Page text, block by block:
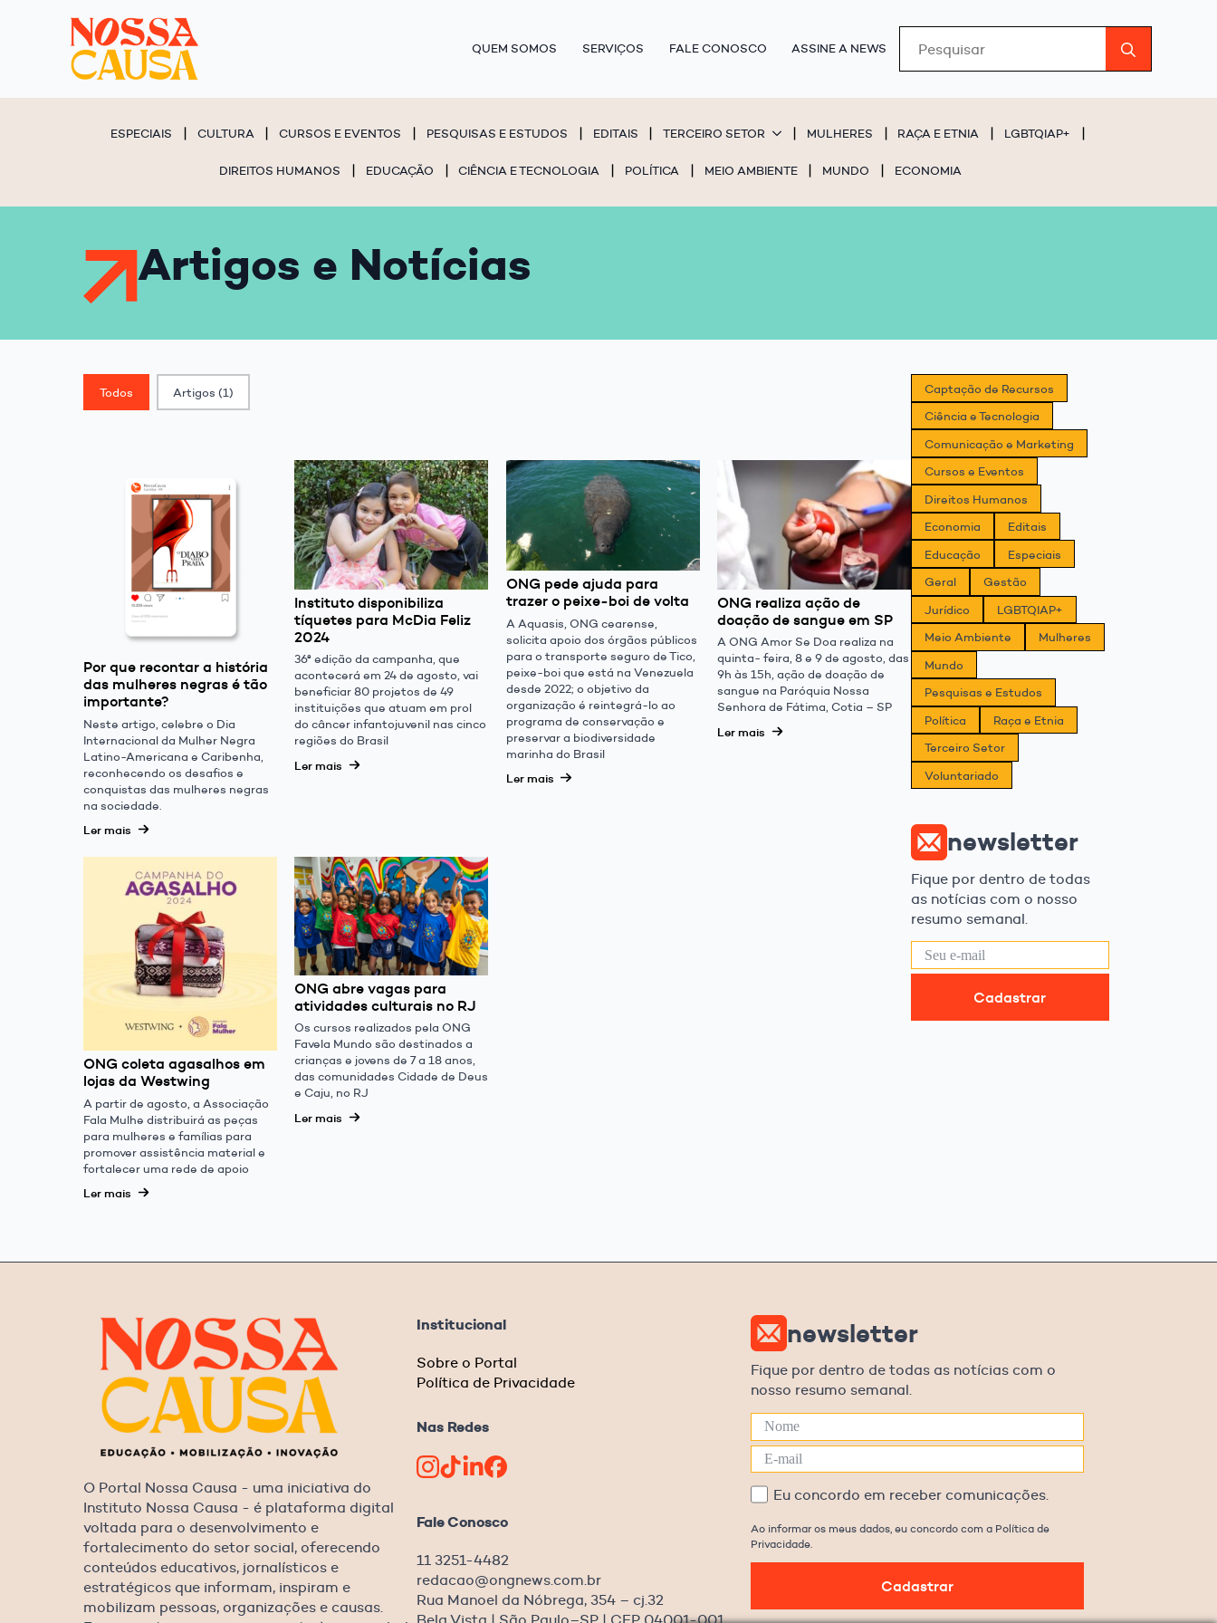
QUEM SOMOS SERVIÇOS FALE CONOSCO ASSINE A NEWS
ESPECIAIS CULTURA CURSOS E EVENTOS PESQUISAS E ESTUDOS EDITAIS TERCEIRO SETOR MULHERES RAÇA E ETNIA LGBTQIAP+
DIREITOS HUMANOS EDUCAÇÃO CIÊNCIA E TECNOLOGIA POLÍTICA MEIO AMBIENTE MUNDO ECONOMIA
Artigos e Notícias
Classif. Post
Todos Artigos (1)
Por que recontar a história
das mulheres negras é tão
importante?
Neste artigo, celebre o Dia
Internacional da Mulher Negra
Latino-Americana e Caribenha,
reconhecendo os desafios e
conquistas das mulheres negras
na sociedade.
Ler mais
Instituto disponibiliza
tíquetes para McDia Feliz
2024
36ª edição da campanha, que
acontecerá em 24 de agosto, vai
beneficiar 80 projetos de 49
instituições que atuam em prol
do câncer infantojuvenil nas cinco
regiões do Brasil
Ler mais
ONG pede ajuda para
trazer o peixe-boi de volta
A Aquasis, ONG cearense,
solicita apoio dos órgãos públicos
para o transporte seguro de Tico,
peixe-boi que está na Venezuela
desde 2022; o objetivo da
organização é reintegrá-lo ao
programa de conservação e
preservar a biodiversidade
marinha do Brasil
Ler mais
ONG realiza ação de
doação de sangue em SP
A ONG Amor Se Doa realiza na
quinta- feira, 8 e 9 de agosto, das
9h às 15h, ação de doação de
sangue na Paróquia Nossa
Senhora de Fátima, Cotia – SP
Ler mais
ONG coleta agasalhos em
lojas da Westwing
A partir de agosto, a Associação
Fala Mulhe distribuirá as peças
para mulheres e famílias para
promover assistência material e
fortalecer uma rede de apoio
Ler mais
ONG abre vagas para
atividades culturais no RJ
Os cursos realizados pela ONG
Favela Mundo são destinados a
crianças e jovens de 7 a 18 anos,
das comunidades Cidade de Deus
e Caju, no RJ
Ler mais
Captação de Recursos
Ciência e Tecnologia
Comunicação e Marketing
Cursos e Eventos
Direitos Humanos
Economia
Editais
Educação
Especiais
Geral
Gestão
Jurídico
LGBTQIAP+
Meio Ambiente
Mulheres
Mundo
Pesquisas e Estudos
Política
Raça e Etnia
Terceiro Setor
Voluntariado
newsletter
Fique por dentro de todas
as notícias com o nosso
resumo semanal.
Cadastrar
O Portal Nossa Causa - uma iniciativa do
Instituto Nossa Causa - é plataforma digital
voltada para o desenvolvimento e
fortalecimento do setor social, oferecendo
conteúdos educativos, jornalísticos e
estratégicos que informam, inspiram e
mobilizam pessoas, organizações e causas.
Institucional
Sobre o Portal
Política de Privacidade
Nas Redes
Fale Conosco
11 3251-4482
redacao@ongnews.com.br
Rua Manoel da Nóbrega, 354 – cj.32
newsletter
Fique por dentro de todas as notícias com o
nosso resumo semanal.
Eu concordo em receber comunicações.
Ao informar os meus dados, eu concordo com a Política de
Privacidade.
Cadastrar